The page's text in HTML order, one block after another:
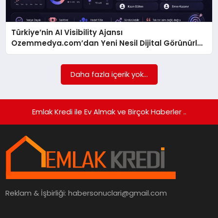
SIYASET
YAŞAM
Türkiye’nin AI Visibility Ajansı
Ozemmedya.com’dan Yeni Nesil Dijital Görünürlük
Modeli
Daha fazla içerik yok...
Emlak Kredi ile Ev Almak ve Birçok Haberler ..
Reklam & İşbirliği:habersonuclari@gmail.com